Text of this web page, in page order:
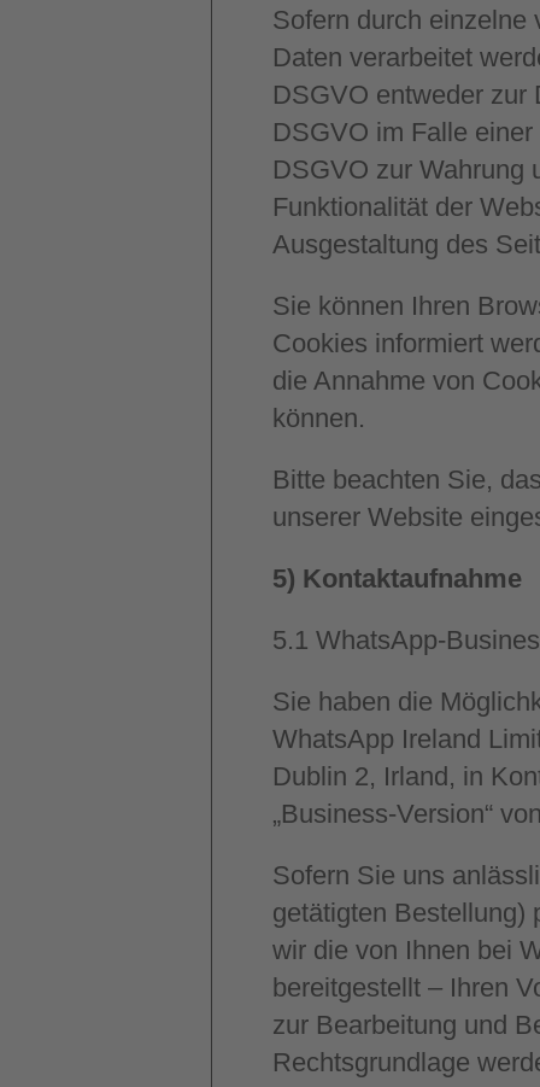
Sofern durch einzelne
Daten verarbeitet
DSGVO entweder zur
DSGVO im Falle
DSGVO zur Wahrung
Funktionalität der
Ausgestaltung des
Sie können Ihren
Cookies informiert
die Annahme von
können.
Bitte beachten Sie,
unserer Website
5) Kontaktaufnahme
5.1 WhatsApp-
Sie haben die
WhatsApp Ireland
Dublin 2, Irland, in
„Business-Version“
Sofern Sie uns
getätigten Bestellung)
wir die von Ihnen bei
bereitgestellt – Ihren
zur Bearbeitung und
Rechtsgrundlage